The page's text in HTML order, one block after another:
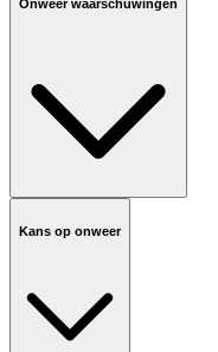
Onweer waarschuwingen
Kans op onweer